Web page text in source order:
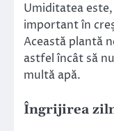
Umiditatea
important în
Această plantă
astfel încât să
multă apă.
Îngrijirea